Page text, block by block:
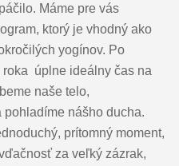
Máme pre vás
ktorý je vhodný ako
yogínov. Po
úplne ideálny čas na
naše telo,
pohladíme nášho ducha.
prítomný moment,
za veľký zázrak,